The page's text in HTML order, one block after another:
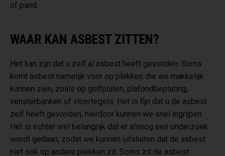
of pand.
WAAR KAN ASBEST ZITTEN?
Het kan zijn dat u zelf al asbest heeft gevonden. Soms
komt asbest namelijk voor op plekken die we makkelijk
kunnen zien, zoals op golfplaten, plafondbeplating,
vensterbanken of vloertegels. Het is fijn dat u de asbest
zelf heeft gevonden, hierdoor kunnen we snel ingrijpen.
Het is echter wel belangrijk dat er alsnog een onderzoek
wordt gedaan, zodat we kunnen uitsluiten dat de asbest
niet ook op andere plekken zit. Soms zit de asbest